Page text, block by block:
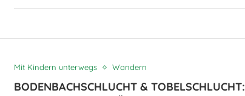
Mit Kindern unterwegs Wandern
BODENBACHSCHLUCHT & TOBELSCHLUCHT: